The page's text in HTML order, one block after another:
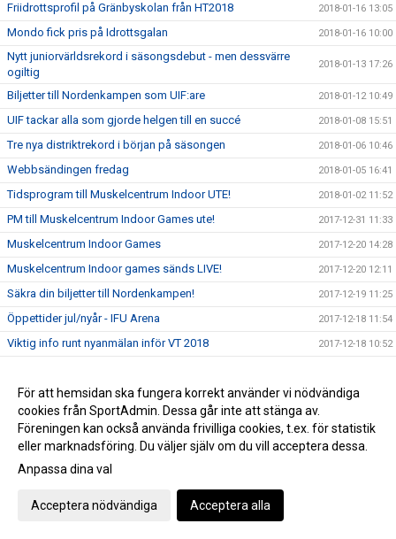
Friidrottsprofil på Gränbyskolan från HT2018 2018-01-16 13:05
Mondo fick pris på Idrottsgalan 2018-01-16 10:00
Nytt juniorvärldsrekord i säsongsdebut - men dessvärre
ogiltig
2018-01-13 17:26
Biljetter till Nordenkampen som UIF:are 2018-01-12 10:49
UIF tackar alla som gjorde helgen till en succé 2018-01-08 15:51
Tre nya distriktrekord i början på säsongen 2018-01-06 10:46
Webbsändingen fredag 2018-01-05 16:41
Tidsprogram till Muskelcentrum Indoor UTE! 2018-01-02 11:52
PM till Muskelcentrum Indoor Games ute! 2017-12-31 11:33
Muskelcentrum Indoor Games 2017-12-20 14:28
Muskelcentrum Indoor games sänds LIVE! 2017-12-20 12:11
Säkra din biljetter till Nordenkampen! 2017-12-19 11:25
Öppettider jul/nyår - IFU Arena 2017-12-18 11:54
Viktig info runt nyanmälan inför VT 2018 2017-12-18 10:52
Unga kastare tävlar! 2017-12-03 11:27
Köp din UIF-gran 2017-11-27 14:26
Mondo tilldelades priset "Årets genombrott i landslaget" 2017-11-23 08:10
SM Kvalgränser inomhus 2018 uppdaterade
Följ UIFare på friidrott.se
För att hemsidan ska fungera korrekt använder vi nödvändiga
cookies från SportAdmin. Dessa går inte att stänga av.
Föreningen kan också använda frivilliga cookies, t.ex. för statistik
eller marknadsföring. Du väljer själv om du vill acceptera dessa.
Anpassa dina val
Acceptera nödvändiga Acceptera alla